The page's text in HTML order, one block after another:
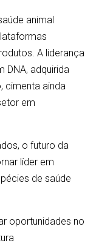
animal
A liderança
DNA, adquirida
cimenta ainda
em
o futuro da
líder em
de saúde
oportunidades no